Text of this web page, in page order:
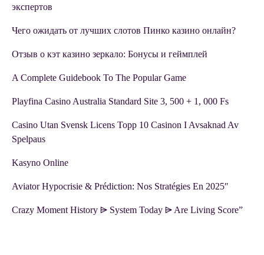
экспертов
Чего ожидать от лучших слотов Пинко казино онлайн?
Отзыв о кэт казино зеркало: Бонусы и геймплей
A Complete Guidebook To The Popular Game
Playfina Casino Australia Standard Site 3, 500 + 1, 000 Fs
Casino Utan Svensk Licens Topp 10 Casinon I Avsaknad Av
Spelpaus
Kasyno Online
Aviator Hypocrisie & Prédiction: Nos Stratégies En 2025″
Crazy Moment History ⩥ System Today ⩥ Are Living Score”